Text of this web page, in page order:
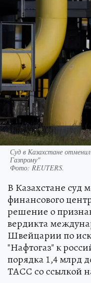
Суд в Казахстане
Газпрому"
Фото: REUTERS.
В Казахстане суд
финансового
решение о
вердикта
Швейцарии по
"Нафтогаз" к
порядка 1,4 млрд
ТАСС со ссылкой